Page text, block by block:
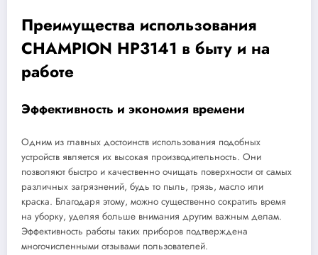
Преимущества использования
CHAMPION HP3141 в быту и на
работе
Эффективность и экономия времени
Одним из главных достоинств использования подобных
устройств является их высокая производительность. Они
позволяют быстро и качественно очищать поверхности от самых
различных загрязнений, будь то пыль, грязь, масло или
краска. Благодаря этому, можно существенно сократить время
на уборку, уделяя больше внимания другим важным делам.
Эффективность работы таких приборов подтверждена
многочисленными отзывами пользователей.